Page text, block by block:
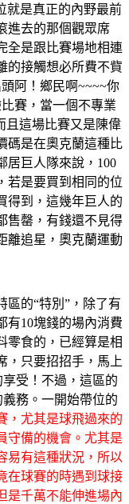
就是真正的內野最前
進去的那個觀眾席
全是跟比賽場地相連
的接觸想必所費不貲
阿！鄉民啊~~~~你
賽，當一個不專業
且這場比賽又是陳偉
碼是在奧克蘭這種比
居巨人隊來說，100
若是要買到相同的位
得到，這幾年巨人的
售罄，有錢還不見得
離追星，奧克蘭運動
區的“特別”，除了有
有10塊錢的場內消費
零食的，已經算是相
，只要招招手，馬上
受！不過，這區的
務。一開始帶位的
，尤其是球飛過來的
守備的機會。尤其是
易有這種狀況，所以
在球賽的時遇到球接
是千萬不能伸進場內